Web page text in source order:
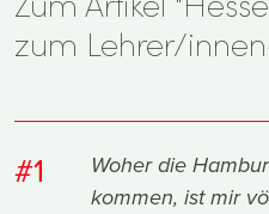
zum Lehrer/
#1
Woher die
kommen, ist mir